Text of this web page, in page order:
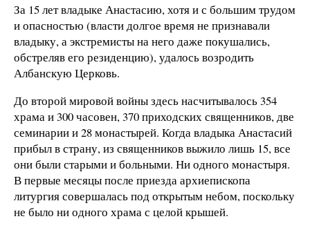
За 15 лет владыке Анастасию, хотя и с большим трудом
и опасностью (власти долгое время не признавали
владыку, а экстремисты на него даже покушались,
обстреляв его резиденцию), удалось возродить
Албанскую Церковь.
До второй мировой войны здесь насчитывалось 354
храма и 300 часовен, 370 приходских священников, две
семинарии и 28 монастырей. Когда владыка Анастасий
прибыл в страну, из священников выжило лишь 15, все
они были старыми и больными. Ни одного монастыря.
В первые месяцы после приезда архиепископа
литургия совершалась под открытым небом, поскольку
не было ни одного храма с целой крышей.